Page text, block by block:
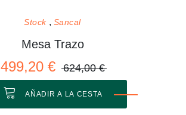
Stock Sancal
Mesa Trazo
499,20 € 624,00 €
AÑADIR A LA CESTA